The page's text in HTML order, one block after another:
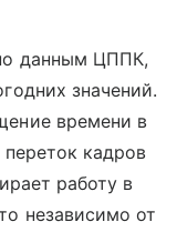
данным ЦППК,
значений.
времени в
кадров
работу в
независимо от